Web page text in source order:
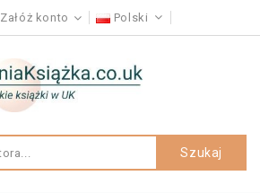
Załóż konto Polski
Szukaj